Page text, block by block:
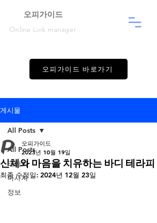
​오피가이드
Online Link manager
오피가이드 바로가기
게시물
All Posts
테라피
마사지
정보
All Posts
신체와 마음을 치유하는 바디 테라피
오피가이드
2023년 10월 19일
최종 수정일: 2024년 12월 23일